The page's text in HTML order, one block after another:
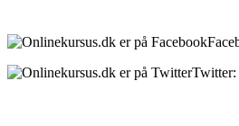
Twitter: